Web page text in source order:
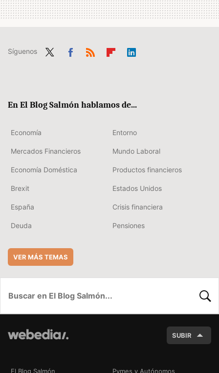
Síguenos
En El Blog Salmón hablamos de...
Economía Entorno
Mercados Financieros Mundo Laboral
Economía Doméstica Productos financieros
Brexit Estados Unidos
España Crisis financiera
Deuda Pensiones
VER MÁS TEMAS
SUBIR
El Blog Salmón Pymes y Autónomos